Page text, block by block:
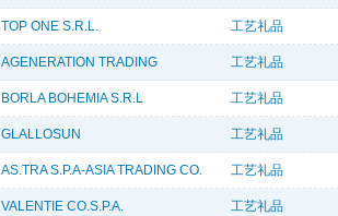
TOP ONE S.R.L. 工艺礼品
AGENERATION TRADING 工艺礼品
BORLA BOHEMIA S.R.L 工艺礼品
GLALLOSUN 工艺礼品
AS.TRA S.P.A-ASIA TRADING CO. 工艺礼品
VALENTIE CO.S.P.A. 工艺礼品